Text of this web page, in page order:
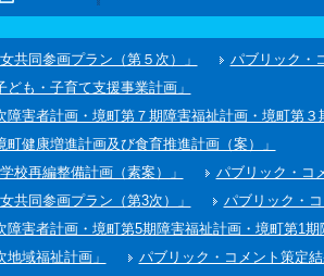
共同参画プラン（第５次）」
パブリック・
も・子育て支援事業計画」
害者計画・境町第７期障害福祉計画・境町第３
健康増進計画及び食育推進計画（案）」
校再編整備計画（素案）」
パブリック・コ
共同参画プラン（第3次）」
パブリック・
害者計画・境町第5期障害福祉計画・境町第1期
域福祉計画」
パブリック・コメント策定